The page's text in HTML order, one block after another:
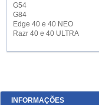
G54
G84
Edge 40 e 40 NEO
Razr 40 e 40 ULTRA
INFORMAÇÕES